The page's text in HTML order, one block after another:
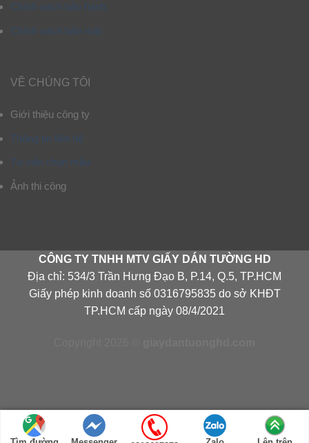
Chính sách bảo hành
Chính sách bảo mật
VỀ CHÚNG TÔI
Giới thiệu công ty
Thông tin liên hệ
Tư vấn chọn mẫu
Ảnh thi công
CÔNG TY TNHH MTV GIẤY DÁN TƯỜNG HD
Địa chỉ: 534/3 Trần Hưng Đạo B, P.14, Q.5, TP.HCM
Giấy phép kinh doanh số 0316795835 do sở KHĐT
TP.HCM cấp ngày 08/4/2021